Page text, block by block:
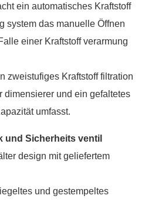
ein automatisches Kraftstoff
system das manuelle Öffnen
einer Kraftstoff verarmung
zweistufiges Kraftstoff filtration
dimensierer und ein gefaltetes
umfasst.
und Sicherheits ventil
design mit geliefertem
und gestempeltes